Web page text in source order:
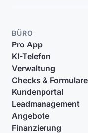
BÜRO
Pro App
KI-Telefon
Verwaltung
Checks & Formulare
Kundenportal
Leadmanagement
Angebote
Finanzierung